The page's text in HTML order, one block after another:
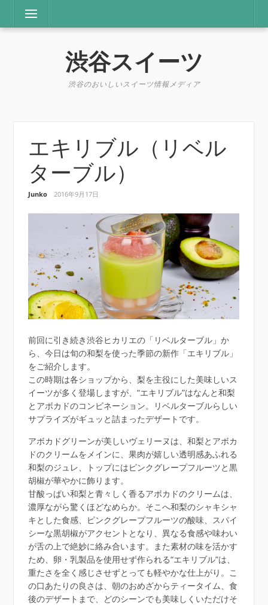
テ
メニュー
渋谷スイーツ
渋谷のおいしいスイーツ情報メディア
エキリブル（リベル
ターブル）
Junko 2016年9月17日
前回に引き続き渋谷ヒカリエの「リベルターブル」か
ら、今日は旬の和梨を使った季節の新作「エキリブル」
をご紹介します。
この時期は各ショップから、梨を主役にした美味しいス
イーツが多く登場しますが、“エキリブル”はなんと和梨
とアボカドのコンビネーション。リベルターブルらしい
サプライズがギュッと詰まったデザートです。
アボカドグリーンが美しいヴェリーヌは、和梨とアボカ
ドのクリームをメインに、果肉が嬉しい透明感あふれる
和梨のジュレ、トップにはピンクグレープフルーツと黒
胡椒が華やかに飾ります。
甘酸っぱい和梨と青々しく香るアボカドのクリームは、
濃厚ながら驚くほどなめらか。そこへ和梨のシャキシャ
キとした食感、ピンクグレープフルーツの酸味、スパイ
シーな黒胡椒がアクセントとなり、異なる食感や味わい
が舌の上で絶妙に絡み合います。また素材の味を活かす
ため、卵・乳製品を使用せず作られる“エキリブル”は、
重たさを全く感じさせずとっても軽やかな仕上がり。こ
の口あたりの良さは、朝のおめざからティータイム、食
後のデザートまで、どのシーンでも美味しくいただけそ